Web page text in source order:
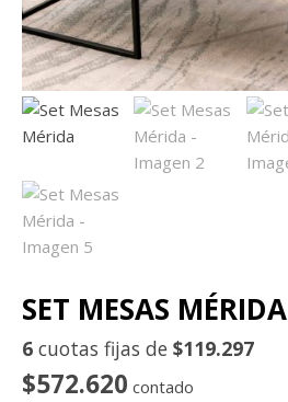
SET MESAS MÉRIDA
6 cuotas fijas de $119.297
$572.620 contado